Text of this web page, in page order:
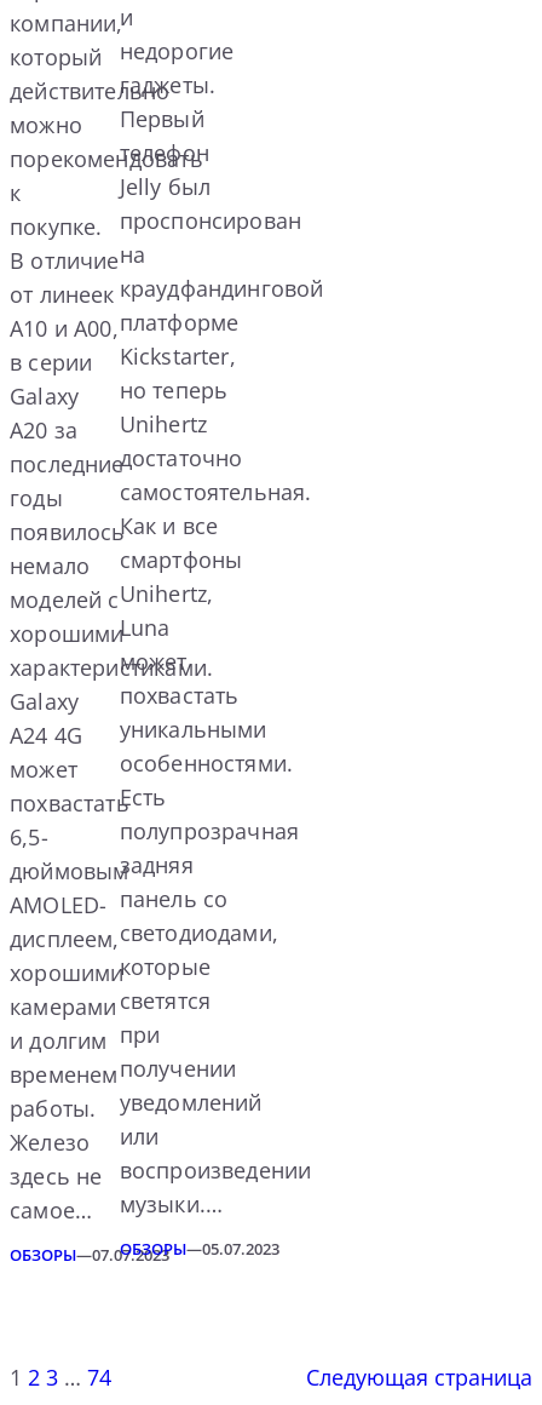
компании,
который
действительно
можно
порекомендовать
к
покупке.
В отличие
от линеек
A10 и A00,
в серии
Galaxy
A20 за
последние
годы
появилось
немало
моделей с
хорошими
характеристиками.
Galaxy
A24 4G
может
похвастать
6,5-
дюймовым
AMOLED-
дисплеем,
хорошими
камерами
и долгим
временем
работы.
Железо
здесь не
самое…
ОБЗОРЫ—07.07.2023
и
недорогие
гаджеты.
Первый
телефон
Jelly был
проспонсирован
на
краудфандинговой
платформе
Kickstarter,
но теперь
Unihertz
достаточно
самостоятельная.
Как и все
смартфоны
Unihertz,
Luna
может
похвастать
уникальными
особенностями.
Есть
полупрозрачная
задняя
панель со
светодиодами,
которые
светятся
при
получении
уведомлений
или
воспроизведении
музыки.…
ОБЗОРЫ—05.07.2023
1 2 3 … 74 Следующая страница